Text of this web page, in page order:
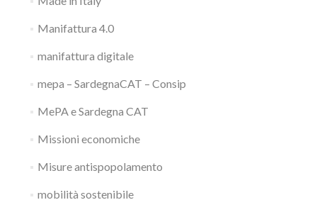
Manifattura 4.0
manifattura digitale
mepa – SardegnaCAT – Consip
MePA e Sardegna CAT
Missioni economiche
Misure antispopolamento
mobilità sostenibile